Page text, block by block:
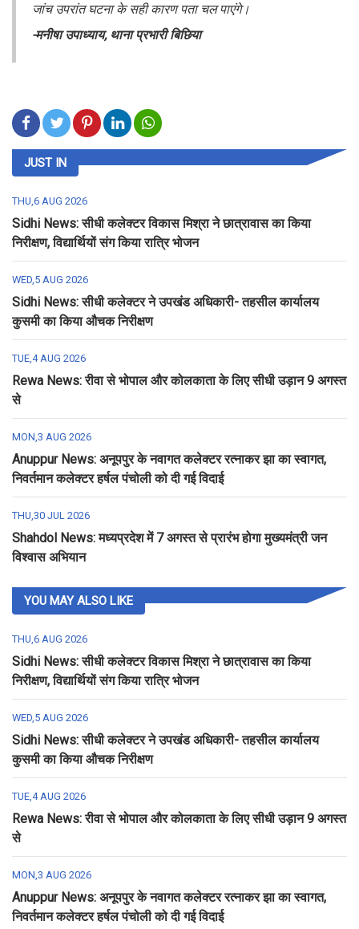
जांच उपरांत घटना के सही कारण पता चल पाएंगे।
-मनीषा उपाध्याय, थाना प्रभारी बिछिया
JUST IN
THU,6 AUG 2026
Sidhi News: सीधी कलेक्टर विकास मिश्रा ने छात्रावास का किया
निरीक्षण, विद्यार्थियों संग किया रात्रि भोजन
WED,5 AUG 2026
Sidhi News: सीधी कलेक्टर ने उपखंड अधिकारी- तहसील कार्यालय
कुसमी का किया औचक निरीक्षण
TUE,4 AUG 2026
Rewa News: रीवा से भोपाल और कोलकाता के लिए सीधी उड़ान 9 अगस्त
से
MON,3 AUG 2026
Anuppur News: अनूपपुर के नवागत कलेक्टर रत्नाकर झा का स्वागत,
निवर्तमान कलेक्टर हर्षल पंचोली को दी गई विदाई
THU,30 JUL 2026
Shahdol News: मध्यप्रदेश में 7 अगस्त से प्रारंभ होगा मुख्यमंत्री जन
विश्वास अभियान
YOU MAY ALSO LIKE
THU,6 AUG 2026
Sidhi News: सीधी कलेक्टर विकास मिश्रा ने छात्रावास का किया
निरीक्षण, विद्यार्थियों संग किया रात्रि भोजन
WED,5 AUG 2026
Sidhi News: सीधी कलेक्टर ने उपखंड अधिकारी- तहसील कार्यालय
कुसमी का किया औचक निरीक्षण
TUE,4 AUG 2026
Rewa News: रीवा से भोपाल और कोलकाता के लिए सीधी उड़ान 9 अगस्त
से
MON,3 AUG 2026
Anuppur News: अनूपपुर के नवागत कलेक्टर रत्नाकर झा का स्वागत,
निवर्तमान कलेक्टर हर्षल पंचोली को दी गई विदाई